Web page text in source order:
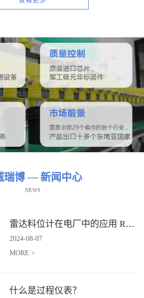
瑞博 — 新闻中心
NEWS
雷达料位计在电厂中的应用 RBRDZB-71-6-C
2024-08-07
MORE >
什么是过程仪表？